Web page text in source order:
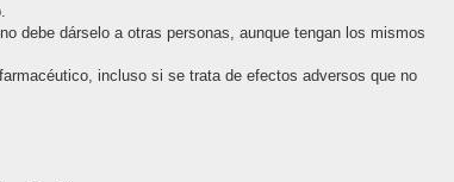
debe dárselo a otras personas, aunque tengan los mismos
incluso si se trata de efectos adversos que no